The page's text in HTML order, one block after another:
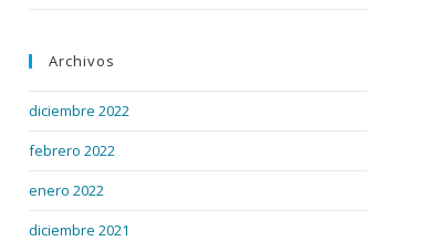
Archivos
diciembre 2022
febrero 2022
enero 2022
diciembre 2021